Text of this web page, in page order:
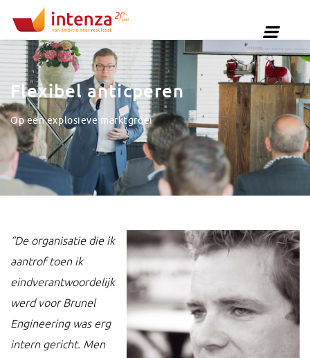
Flexibel anticperen
Op een explosieve marktgroei
“De organisatie die ik
aantrof toen ik
eindverantwoordelijk
werd voor Brunel
Engineering was erg
intern gericht. Men